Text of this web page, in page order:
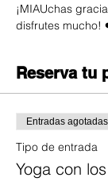
¡MIAUchas
disfrutes mucho!
Reserva tu
Entradas agotadas
Tipo de entrada
Yoga con